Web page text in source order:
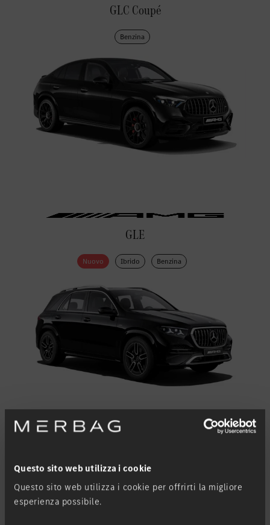
Questo sito web utilizza i cookie
Questo sito web utilizza i cookie per offrirti la migliore
esperienza possibile.
GLC Coupé
Benzina
GLE
Nuovo Ibrido Benzina
GLE
Ibrida plug-in